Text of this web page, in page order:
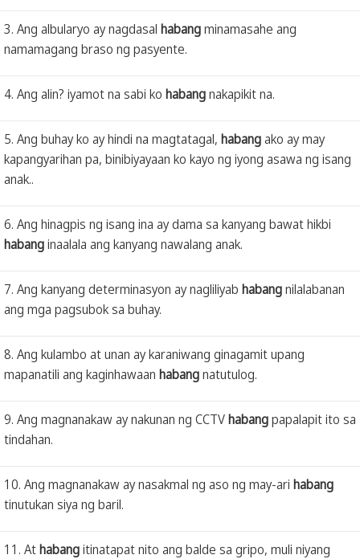
3. Ang albularyo ay nagdasal habangminamasahe ang
namamagang braso ng pasyente.
4. Ang alin? iyamot na sabi ko habangnakapikit na.
5. Ang buhay ko ay hindi na magtatagal, habangako ay may
kapangyarihan pa, binibiyayaan ko kayo ng iyong asawa ng isang
anak..
6. Ang hinagpis ng isang ina ay dama sa kanyang bawat hikbi
habanginaalala ang kanyang nawalang anak.
7. Ang kanyang determinasyon ay nagliliyab habangnilalabanan
ang mga pagsubok sa buhay.
8. Ang kulambo at unan ay karaniwang ginagamit upang
mapanatili ang kaginhawaan habangnatutulog.
9. Ang magnanakaw ay nakunan ng CCTVhabangpapalapit ito sa
tindahan.
10. Ang magnanakaw ay nasakmal ng aso ng may-ari habang
tinutukan siya ng baril.
11. Athabangitinatapat nito ang balde sa gripo, muli niyang